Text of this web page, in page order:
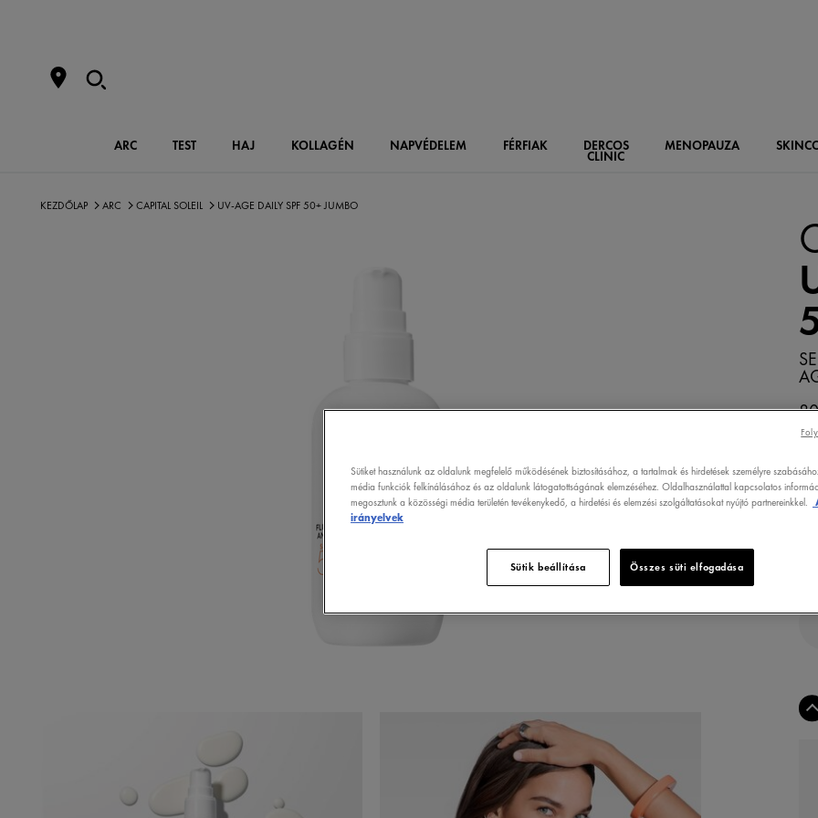
ARC TEST HAJ KOLLAGÉN NAPVÉDELEM FÉRFIAK DERCOS
CLINIC
MENOPAUZA SKIN
KEZDŐLAP ARC CAPITAL SOLEIL UV-AGE DAILY SPF 50+ JUMBO
Sütiket használunk az oldalunk megfelelő működésének biztosításához, a tartalmak és hirdetések személyre
média funkciók felkínálásához és az oldalunk látogatottságának elemzéséhez. Oldalhasználattal kapcsolatos
megosztunk a közösségi média területén tevékenykedő, a hirdetési és elemzési szolgáltatásokat nyújtó partnereinkkel.
irányelvek
Sütik beállítása Összes süti elfogadása